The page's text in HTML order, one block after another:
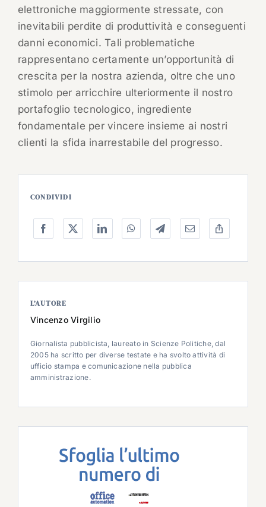
elettroniche maggiormente stressate, con
inevitabili perdite di produttività e conseguenti
danni economici. Tali problematiche
rappresentano certamente un’opportunità di
crescita per la nostra azienda, oltre che uno
stimolo per arricchire ulteriormente il nostro
portafoglio tecnologico, ingrediente
fondamentale per vincere insieme ai nostri
clienti la sfida inarrestabile del progresso.
CONDIVIDI
L’AUTORE
Vincenzo Virgilio
Giornalista pubblicista, laureato in Scienze Politiche, dal
2005 ha scritto per diverse testate e ha svolto attività di
ufficio stampa e comunicazione nella pubblica
amministrazione.